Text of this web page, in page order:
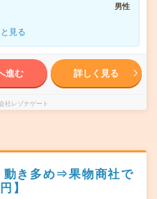
男性
見る
進む 詳しく見る
社レゾナゲート
動き多め⇒果物商社で
】